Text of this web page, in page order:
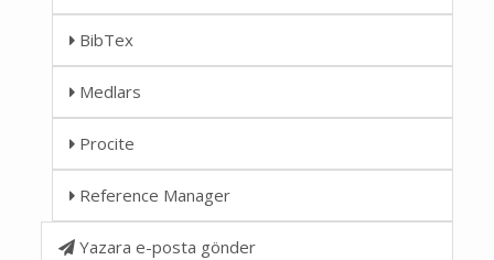
BibTex
Medlars
Procite
Reference Manager
Yazara e-posta gönder